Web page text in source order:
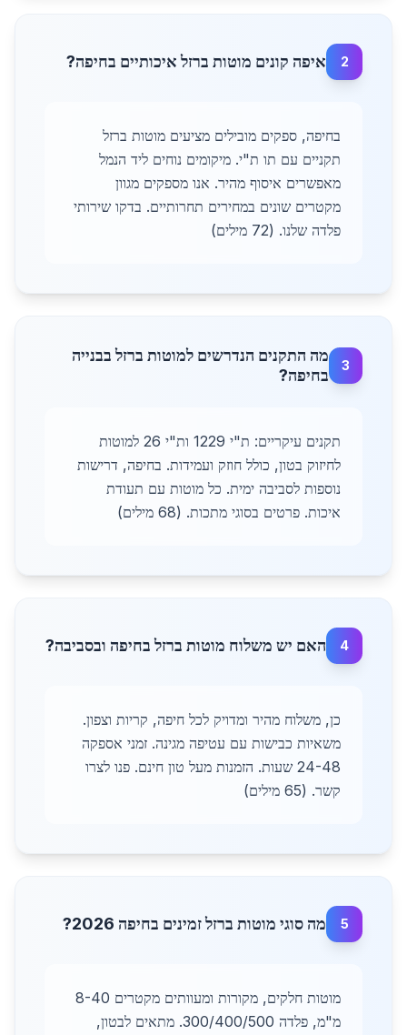
2 איפה קונים מוטות ברזל איכותיים בחיפה?
בחיפה, ספקים מובילים מציעים מוטות ברזל
תקניים עם תו ת"י. מיקומים נוחים ליד הנמל
מאפשרים איסוף מהיר. אנו מספקים מגוון
מקטרים שונים במחירים תחרותיים. בדקו שירותי
פלדה שלנו. (72 מילים)
3
מה התקנים הנדרשים למוטות ברזל בבנייה
בחיפה?
תקנים עיקריים: ת"י 1229 ות"י 26 למוטות
לחיזוק בטון, כולל חוזק ועמידות. בחיפה, דרישות
נוספות לסביבה ימית. כל מוטות עם תעודת
איכות. פרטים בסוגי מתכות. (68 מילים)
4 האם יש משלוח מוטות ברזל בחיפה ובסביבה?
כן, משלוח מהיר ומדויק לכל חיפה, קריות וצפון.
משאיות כבישות עם עטיפה מגינה. זמני אספקה
24-48 שעות. הזמנות מעל טון חינם. פנו לצרו
קשר. (65 מילים)
5 מה סוגי מוטות ברזל זמינים בחיפה 2026?
מוטות חלקים, מקורות ומעוותים מקטרים 8-40
מ"מ, פלדה 300/400/500. מתאים לבטון,